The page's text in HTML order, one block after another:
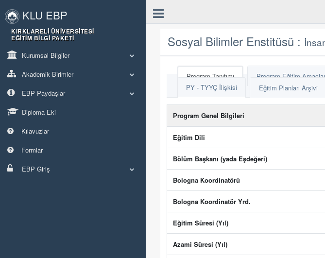
KLU EBP
KIRKLARELI ÜNIVERSITESI
EĞITIM BILGI PAKETI
Kurumsal Bilgiler
Akademik Birimler
EBP Paydaşlar
Diploma Eki
Kılavuzlar
Formlar
EBP Giriş
Sosyal Bilimler Enstitüsü :
Program Tanıtımı Program Eğitim
PY - TYYÇ İlişkisi
Eğitim Planları Arşivi
Program Genel Bilgileri
Eğitim Dili
Bölüm Başkanı (yada Eşdeğeri)
Bologna Koordinatörü
Bologna Koordinatör Yrd.
Eğitim Süresi (Yıl)
Azami Süresi (Yıl)